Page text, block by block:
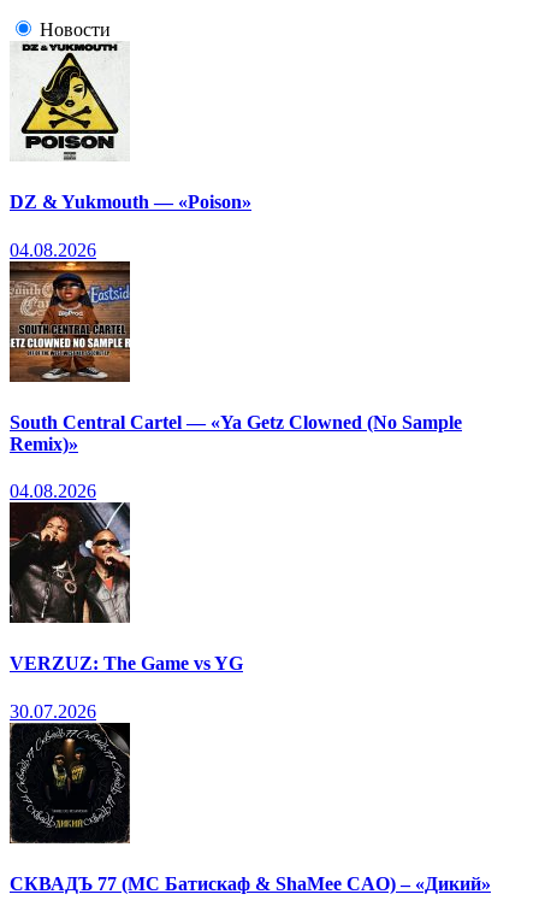
Новости
DZ & Yukmouth — «Poison»
04.08.2026
South Central Cartel — «Ya Getz Clowned (No Sample
Remix)»
04.08.2026
VERZUZ: The Game vs YG
30.07.2026
СКВАДЪ 77 (МС Батискаф & ShaMee CAO) – «Дикий»